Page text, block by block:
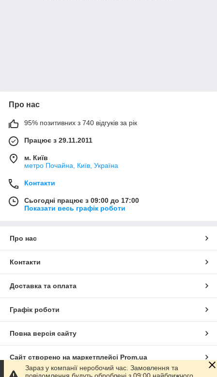
Про нас
95% позитивних з 740 відгуків за рік
Працює з 29.11.2011
м. Київ
метро Почайна, Київ, Україна
Контакти
Сьогодні працює з 09:00 до 17:00
Показати весь графік роботи
Про нас
Контакти
Доставка та оплата
Графік роботи
Повна версія сайту
Сайт створено на маркетплейсі Prom.ua
Зараз у компанії неробочий час. Замовлення та